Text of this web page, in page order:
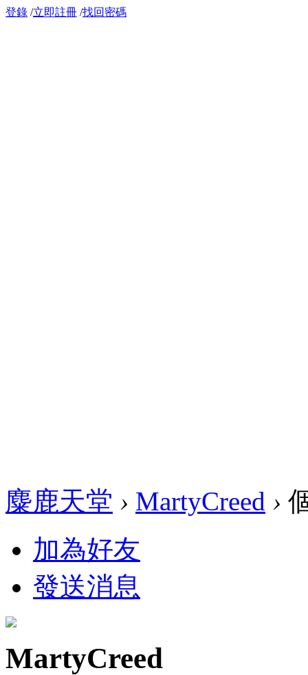
登錄 /立即註冊 /找回密碼
麋鹿天堂 › MartyCreed ›
加為好友
發送消息
MartyCreed